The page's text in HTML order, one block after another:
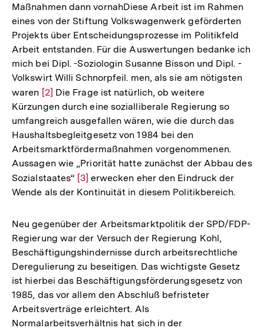
Maßnahmen dann vornahDiese Arbeit ist im Rahmen
eines von der Stiftung Volkswagenwerk geförderten
Projekts über Entscheidungsprozesse im Politikfeld
Arbeit entstanden. Für die Auswertungen bedanke ich
mich bei Dipl. -Soziologin Susanne Bisson und Dipl. -
Volkswirt Willi Schnorpfeil. men, als sie am nötigsten
waren Zur
Auflösung
der
Fußnote
[2] Die Frage ist natürlich, ob weitere
Kürzungen durch eine sozialliberale Regierung so
umfangreich ausgefallen wären, wie die durch das
Haushaltsbegleitgesetz von 1984 bei den
Arbeitsmarktfördermaßnahmen vorgenommenen.
Aussagen wie „Priorität hatte zunächst der Abbau des
Sozialstaates“ Zur
Auflösung
Fußnote
[3] erwecken eher den Eindruck der
Wende als der Kontinuität in diesem Politikbereich.
Neu gegenüber der Arbeitsmarktpolitik der SPD/FDP-
Regierung war der Versuch der Regierung Kohl,
Beschäftigungshindernisse durch arbeitsrechtliche
Deregulierung zu beseitigen. Das wichtigste Gesetz
ist hierbei das Beschäftigungsförderungsgesetz von
1985, das vor allem den Abschluß befristeter
Arbeitsverträge erleichtert. Als
Normalarbeitsverhältnis hat sich in der